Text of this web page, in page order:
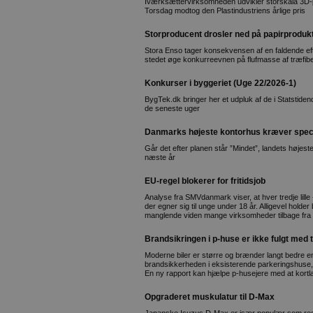
Torsdag modtog den Plastindustriens årlige pris
Storproducent drosler ned på
Stora Enso tager konsekvensen af en faldende
stedet øge konkurreevnen på flufmasse af
Konkurser i byggeriet (Uge 22/2026-1)
BygTek.dk bringer her et udpluk af de i
de seneste uger
Danmarks højeste kontorhus kræver
Går det efter planen står ”Mindet”, landets
næste år
EU-regel blokerer for fritidsjob
Analyse fra SMVdanmark viser, at hver tredje
der egner sig til unge under 18 år. Alligevel
manglende viden mange virksomheder tilbage
Brandsikringen i p-huse er ikke fulgt med
Moderne biler er større og brænder langt bedre
brandsikkerheden i eksisterende
En ny rapport kan hjælpe p-husejere med at
Opgraderet muskulatur til D-Max